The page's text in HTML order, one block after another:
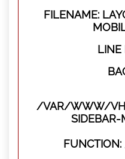
FILENAME:
LINE
/VAR/WWW/
SIDEBAR-
FUNCTION: